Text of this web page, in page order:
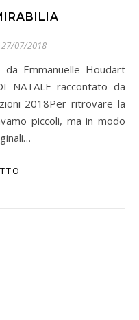
27/07/2018
NATALE raccontato da
2018Per ritrovare la
piccoli, ma in modo